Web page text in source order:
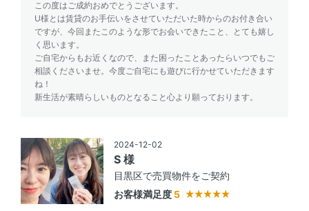
この度はご成約おめでとうございます。
U様とは賃貸のお手伝いをさせていただいた時からのお付き合い
ですが、今回またこのような形でお会いできたこと、とても嬉し
く思います。
ご自宅からもお近くなので、また困ったことあったらいつでもご
相談くださいませ。今度ご自宅にも遊びに行かせていただきます
ね！
新生活が素晴らしいものとなること心より願っております。
2024-12-02
S 様
目黒区で売買物件をご契約
お客様満足度 5